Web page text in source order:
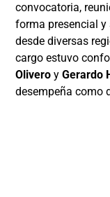
convocatoria,
forma presencial y
desde diversas
cargo estuvo
Olivero yGerardo
desempeña como